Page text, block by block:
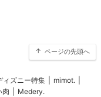
ページの先頭へ
ィズニー特集 mimot.
肉 Medery.